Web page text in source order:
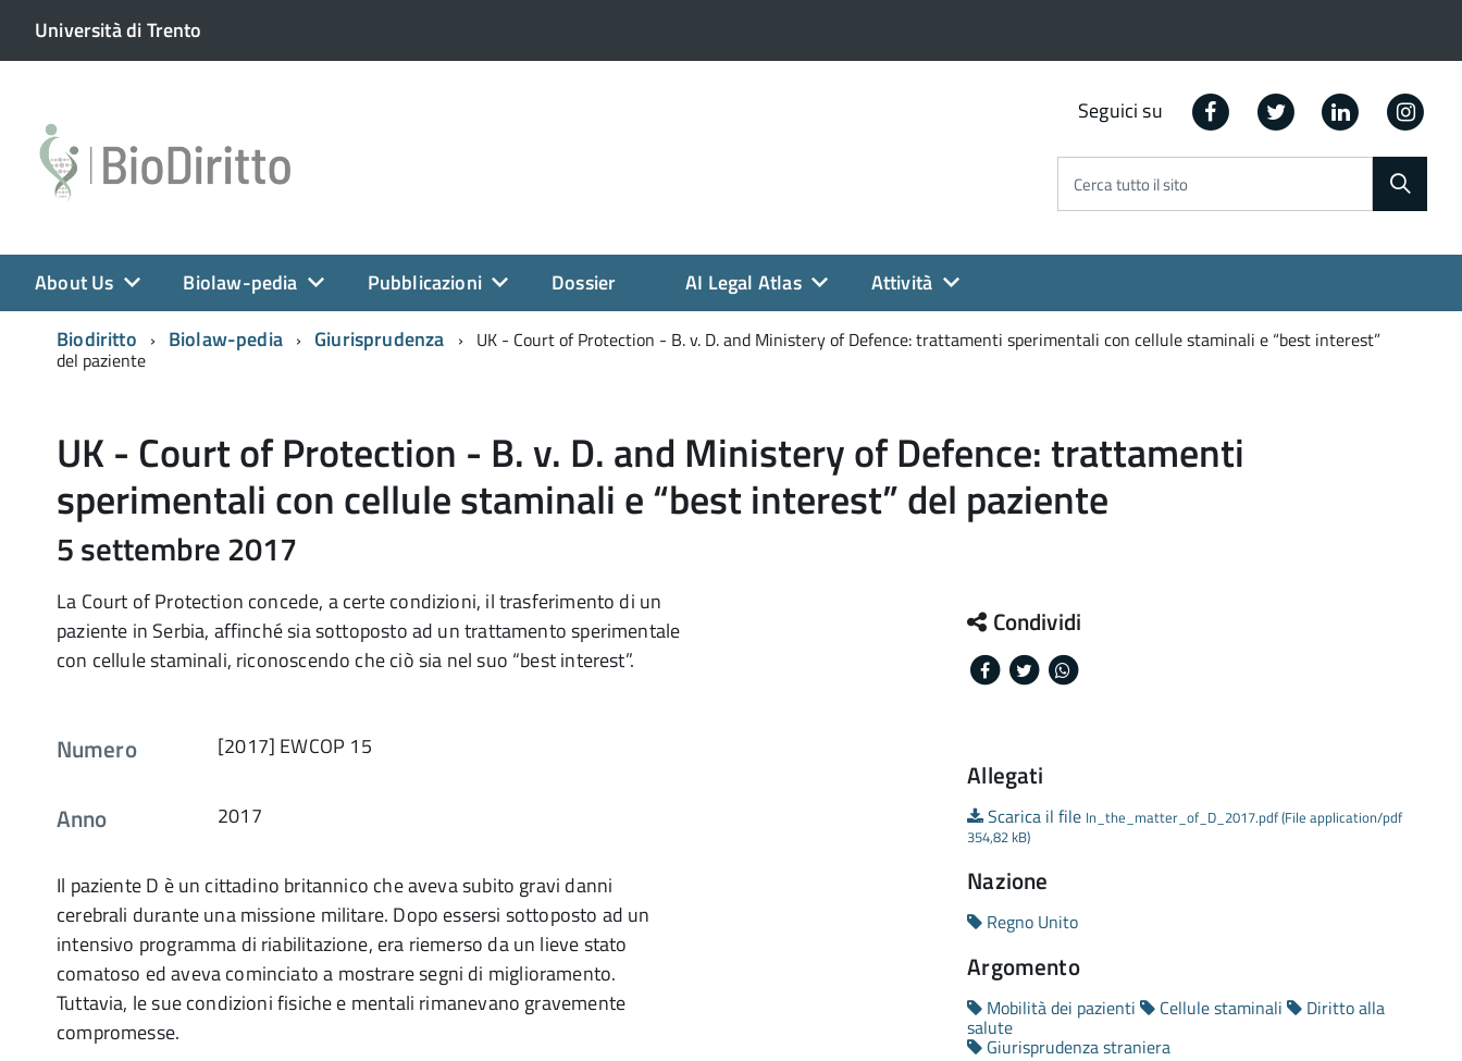
Università di Trento
Seguici su Facebook Twitter Linkedin
Cerca tutto il sito
About Us Biolaw-pedia Pubblicazioni Dossier AI Legal Atlas
Attività
Biodiritto
Biolaw-pedia Giurisprudenza UK - Court of Protection - B. v. D. and Ministery of Defence: trattamenti sperimentali con cellule staminali e “best interest”
del paziente
UK - Court of Protection - B. v. D. and Ministery of Defence: trattamenti
sperimentali con cellule staminali e “best interest” del paziente
5 settembre 2017
La Court of Protection concede, a certe condizioni, il trasferimento di un
paziente in Serbia, affinché sia sottoposto ad un trattamento sperimentale
con cellule staminali, riconoscendo che ciò sia nel suo “best interest”.
Numero [2017] EWCOP 15
Anno 2017
Il paziente D è un cittadino britannico che aveva subito gravi danni
cerebrali durante una missione militare. Dopo essersi sottoposto ad un
intensivo programma di riabilitazione, era riemerso da un lieve stato
comatoso ed aveva cominciato a mostrare segni di miglioramento.
Tuttavia, le sue condizioni fisiche e mentali rimanevano gravemente
compromesse.
Condividi
Facebook
Twitter
Allegati
Scarica il file In_the_matter_of_D_2017.pdf (File application/pdf
354,82 kB)
Nazione
Regno Unito
Argomento
Mobilità dei pazienti Cellule staminali Diritto alla
salute
Giurisprudenza straniera